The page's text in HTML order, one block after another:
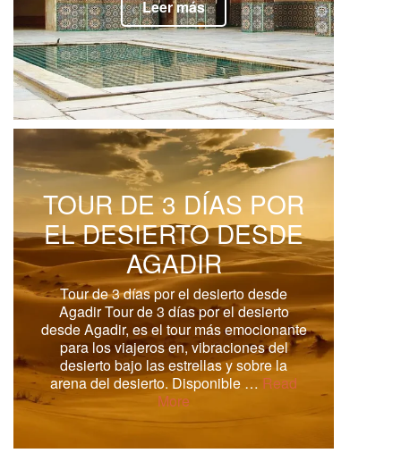
Leer más
TOUR DE 3 DÍAS POR
EL DESIERTO DESDE
AGADIR
Tour de 3 días por el desierto desde
Agadir Tour de 3 días por el desierto
desde Agadir, es el tour más emocionante
para los viajeros en, vibraciones del
desierto bajo las estrellas y sobre la
arena del desierto. Disponible … Read
More